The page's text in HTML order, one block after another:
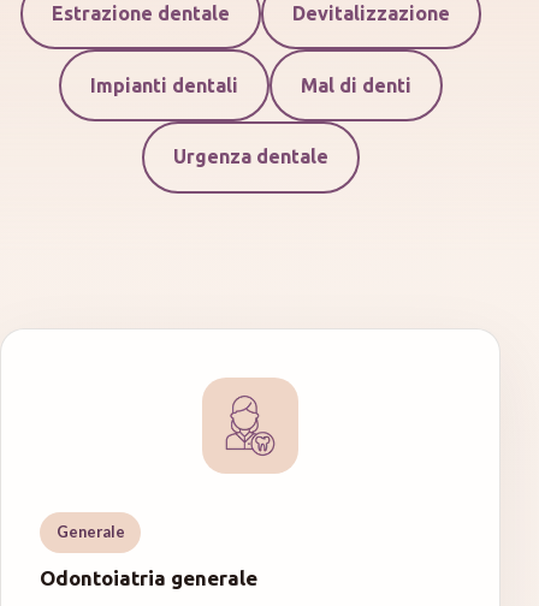
Estrazione dentale Devitalizzazione
Impianti dentali Mal di denti
Urgenza dentale
Generale
Odontoiatria generale